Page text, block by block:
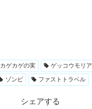
カゲカゲの実
ゲッコウモリア
ゾンビ ファストトラベル
シェアする